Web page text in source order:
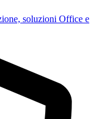
soluzioni Office e